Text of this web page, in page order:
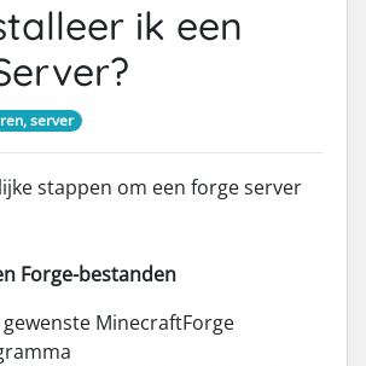
ik een
server
stappen om een forge server
Forge-bestanden
gewenste MinecraftForge